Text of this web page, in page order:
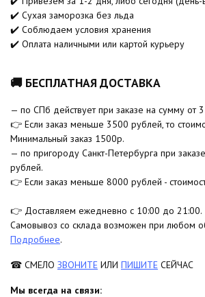
✔️ Сухая заморозка без льда
✔️ Соблюдаем условия хранения
✔️ Оплата наличными или картой курьеру
🚚 БЕСПЛАТНАЯ ДОСТАВКА
— по СПб действует при заказе на сумму от
👉 Если заказ меньше 3500 рублей, то
Минимальный заказ 1500р.
— по пригороду Санкт-Петербурга при
рублей.
👉 Если заказ меньше 8000 рублей -
👉 Доставляем ежедневно с 10:00 до 21:00.
Самовывоз со склада возможен при любом
Подробнее.
☎ СМЕЛО ЗВОНИТЕ ИЛИ ПИШИТЕ СЕЙЧАС
Мы всегда на связи: